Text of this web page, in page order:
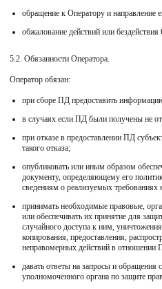
обращение к Оператору и направление
обжалование действий или бездействия
5.2. Обязанности Оператора.
Оператор обязан:
при сборе ПД предоставить
в случаях если ПД были получены не
при отказе в предоставлении ПД
такого отказа;
опубликовать или иным образом
документу, определяющему его
сведениям о реализуемых
принимать необходимые правовые,
или обеспечивать их принятие для
случайного доступа к ним,
копирования, предоставления,
неправомерных действий в отношении
давать ответы на запросы и обращения
уполномоченного органа по защите